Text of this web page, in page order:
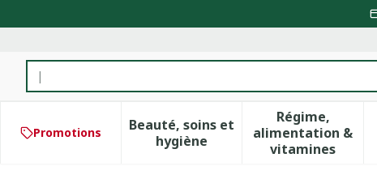
Rechercher
Promotions
Beauté, soins et
hygièneAfficher le sous-menu pour la
Régime,
alimentation &
vitamines
Afficher le